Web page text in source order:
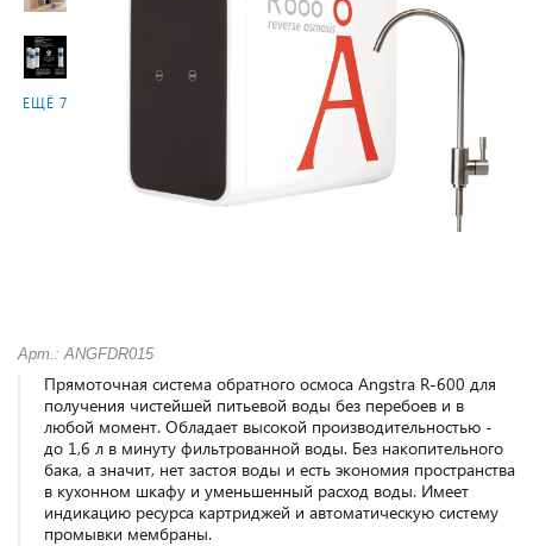
ЕЩЁ 7
Арт.: ANGFDR015
Прямоточная система обратного осмоса Angstra R-600 для
получения чистейшей питьевой воды без перебоев и в
любой момент. Обладает высокой производительностью -
до 1,6 л в минуту фильтрованной воды. Без накопительного
бака, а значит, нет застоя воды и есть экономия пространства
в кухонном шкафу и уменьшенный расход воды. Имеет
индикацию ресурса картриджей и автоматическую систему
промывки мембраны.